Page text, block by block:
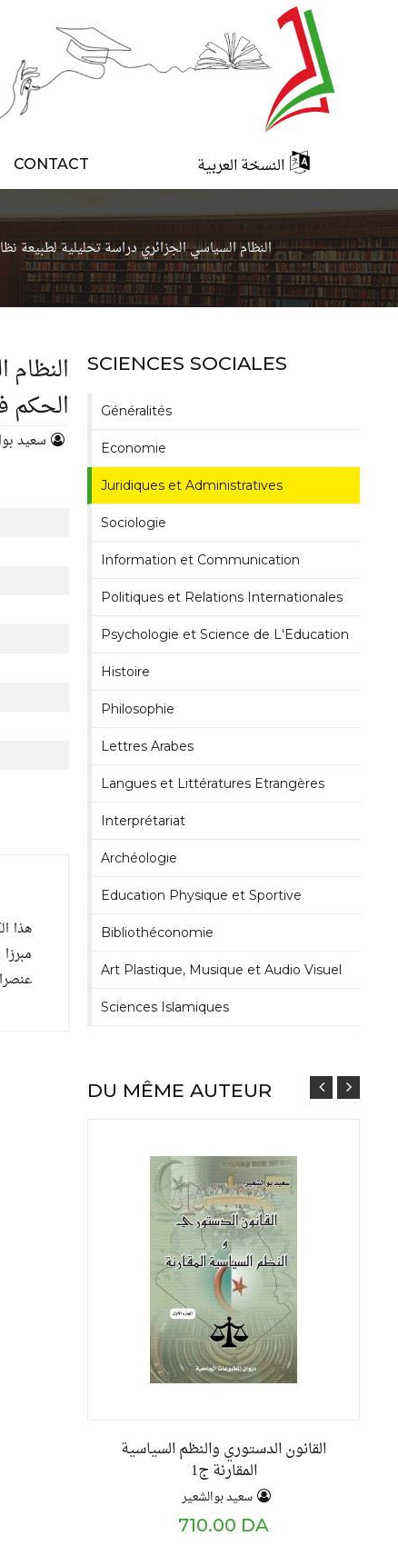
CONTACT النسخة العربية
النظام السياسي الجزائري دراسة تحليلية لطبيعة نظام الحكم في
الحكم في ضوء
سعيد
SCIENCES SOCIALES
Généralités
Economie
Juridiques et Administratives
Sociologie
Information et Communication
Politiques et Relations Internationales
Psychologie et Science de L'Education
Histoire
Philosophie
Lettres Arabes
Langues et Littératures Etrangères
Interprétariat
Archéologie
Education Physique et Sportive
Bibliothéconomie
Art Plastique, Musique et Audio Visuel
Sciences Islamiques
DU MÊME AUTEUR
القانون الدستوري والنظم السياسية
المقارنة ج1
سعيد بوالشعير
710.00 DA